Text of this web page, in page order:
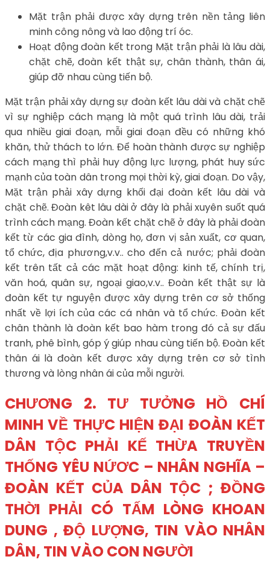
Mặt trận phải được xây dựng trên nền tảng liên
minh công nông và lao động trí óc.
Hoạt động đoàn kết trong Mặt trận phải là lâu dài,
chặt chẽ, đoàn kết thật sự, chân thành, thân ái,
giúp đỡ nhau cùng tiến bộ.
Mặt trận phải xây dựng sự đoàn kết lâu dài và chặt chẽ
vì sự nghiệp cách mạng là một quá trình lâu dài, trải
qua nhiều giai đoạn, mỗi giai đoạn đều có những khó
khăn, thử thách to lớn. Để hoàn thành được sự nghiệp
cách mạng thì phải huy động lực lượng, phát huy sức
mạnh của toàn dân trong mọi thời kỳ, giai đoạn. Do vậy,
Mặt trận phải xây dựng khối đại đoàn kết lâu dài và
chặt chẽ. Đoàn kêt lâu dài ở đây là phải xuyên suốt quá
trình cách mạng. Đoàn kết chặt chẽ ở đây là phải đoàn
kết từ các gia đình, dòng họ, đơn vị sản xuất, cơ quan,
tổ chức, địa phương,v.v.. cho đến cả nước; phải đoàn
kết trên tất cả các mặt hoạt động: kinh tế, chính trị,
văn hoá, quân sự, ngoại giao,v.v.. Đoàn kết thật sự là
đoàn kết tự nguyện được xây dựng trên cơ sở thống
nhất về lợi ích của các cá nhân và tổ chức. Đoàn kết
chân thành là đoàn kết bao hàm trong đó cả sự đấu
tranh, phê bình, góp ý giúp nhau cùng tiến bộ. Đoàn kết
thân ái là đoàn kết được xây dựng trên cơ sở tình
thương và lòng nhân ái của mỗi người.
CHƯƠNG 2. TƯ TƯỞNG HỒ CHÍ
MINH VỀ THỰC HIỆN ĐẠI ĐOÀN KẾT
DÂN TỘC PHẢI KẾ THỪA TRUYỀN
THỐNG YÊU NỨƠC – NHÂN NGHĨA –
ĐOÀN KẾT CỦA DÂN TỘC ; ĐỒNG
THỜI PHẢI CÓ TẤM LÒNG KHOAN
DUNG , ĐỘ LƯỢNG, TIN VÀO NHÂN
DÂN, TIN VÀO CON NGƯỜI